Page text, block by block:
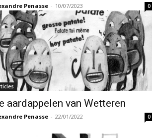
Penasse - 10/07/2023 0
aardappelen van Wetteren
Penasse - 22/01/2022 0